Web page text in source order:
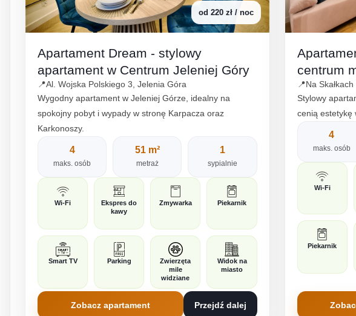
od 220 zł / noc
Apartament Dream - stylowy
apartament w Centrum Jeleniej Góry
📍Al. Wojska Polskiego 3, Jelenia Góra
Wygodny apartament w Jeleniej Górze, idealny na
spokojny pobyt i wypady w stronę Karpacza oraz
Karkonoszy.
4
maks. osób
51 m²
metraż
1
sypialnie
Wi-Fi
Ekspres do
kawy
Zmywarka Piekarnik
Smart TV Parking
Zwierzęta
mile
widziane
Widok na
miasto
Zobacz apartament Przejdź dalej
centrum
📍Na
Stylowy
cenią estetykę
4
maks. osób
Wi-Fi
Piekarnik